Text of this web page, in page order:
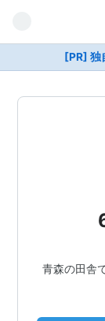
[PR] 独
青森の田舎